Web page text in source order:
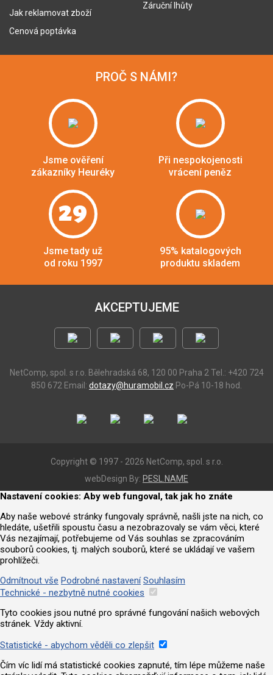
Jak reklamovat zboží
Cenová poptávka
Záruční lhůty
PROČ S NÁMI?
Jsme ověření
zákazníky Heuréky
Při nespokojenosti
vrácení peněz
29
Jsme tady už
od roku 1997
95% katalogových
produktu skladem
AKCEPTUJEME
NetComp, spol. s r.o. Bělehradská 68, 120 00 Praha 2 Tel.: +420 724
850 672 Email: dotazy@huramobil.cz Po-Pá 10-18 hod.
Copyright © 1997 - 2026 NetComp, spol. s r.o.
webDesign By: PESL.NAME
Nastavení cookies: Aby web fungoval, tak jak ho znáte
Aby naše webové stránky fungovaly správně, našli jste na nich, co
hledáte, ušetřili spoustu času a nezobrazovaly se vám věci, které
Vás nezajímají, potřebujeme od Vás souhlas se zpracováním
souborů cookies, tj. malých souborů, které se ukládají ve vašem
prohlížeči.
Odmítnout vše Podrobné nastavení Souhlasím
Technické - nezbytně nutné cookies
Tyto cookies jsou nutné pro správné fungování našich webových
stránek. Vždy aktivní.
Statistické - abychom věděli co zlepšit
Čím víc lidí má statistické cookies zapnuté, tím lépe můžeme naše